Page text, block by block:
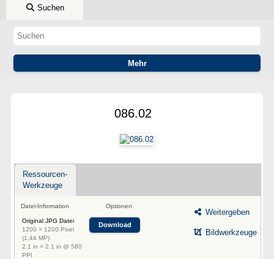
Suchen
086.02
Ressourcen-
Werkzeuge
Datei-Information Optionen
Original JPG Datei
1200 × 1200 Pixel
(1.44 MP)
2.1 in × 2.1 in @ 580
PPI
Download
Weitergeben
Bildwerkzeuge